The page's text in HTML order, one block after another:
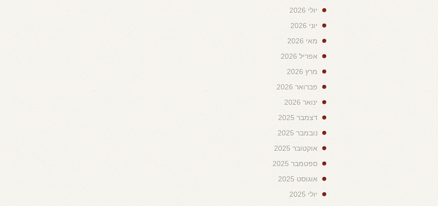
יולי 2026
יוני 2026
מאי 2026
אפריל 2026
מרץ 2026
פברואר 2026
ינואר 2026
דצמבר 2025
נובמבר 2025
אוקטובר 2025
ספטמבר 2025
אוגוסט 2025
יולי 2025